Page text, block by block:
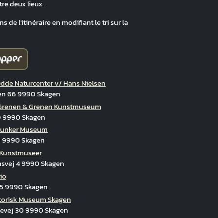
Kunstmuseum
deux lieux.
de l'itinéraire en modifiant le tri sur la
Naturcenter v/ Hans Nielsen
66 9990 Skagen
& Grenen Kunstmuseum
9990 Skagen
Museum
Skagen
4 9990 Skagen
9990 Skagen
Museum Skagen
30 9990 Skagen